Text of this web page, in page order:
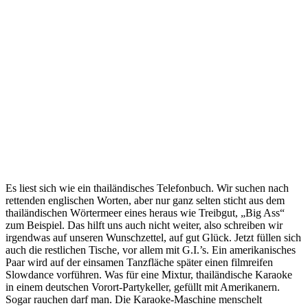
Es liest sich wie ein thailändisches Telefonbuch. Wir suchen nach
rettenden englischen Worten, aber nur ganz selten sticht aus dem
thailändischen Wörtermeer eines heraus wie Treibgut, „Big Ass“
zum Beispiel. Das hilft uns auch nicht weiter, also schreiben wir
irgendwas auf unseren Wunschzettel, auf gut Glück. Jetzt füllen sich
auch die restlichen Tische, vor allem mit G.I.’s. Ein amerikanisches
Paar wird auf der einsamen Tanzfläche später einen filmreifen
Slowdance vorführen. Was für eine Mixtur, thailändische Karaoke
in einem deutschen Vorort-Partykeller, gefüllt mit Amerikanern.
Sogar rauchen darf man. Die Karaoke-Maschine menschelt